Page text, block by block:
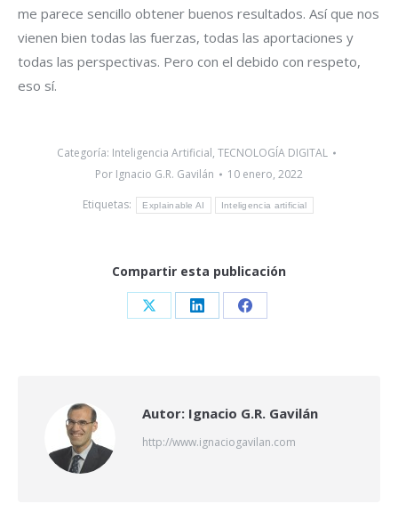
me parece sencillo obtener buenos resultados. Así que nos
vienen bien todas las fuerzas, todas las aportaciones y
todas las perspectivas. Pero con el debido con respeto,
eso sí.
Categoría: Inteligencia Artificial, TECNOLOGÍA DIGITAL
Por Ignacio G.R. Gavilán
10 enero, 2022
Etiquetas:
Explainable AI Inteligencia artificial
Compartir esta publicación
Share Share Share
Autor: Ignacio G.R. Gavilán
http://www.ignaciogavilan.com